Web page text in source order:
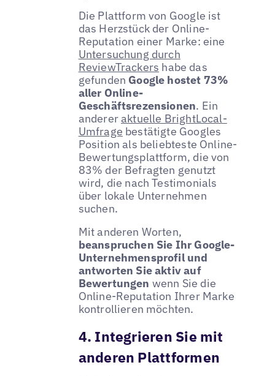
Die Plattform von Google ist
das Herzstück der Online-
Reputation einer Marke: eine
Untersuchung durch
ReviewTrackers habe das
gefunden Google hostet 73%
aller Online-
Geschäftsrezensionen. Ein
andereraktuelle BrightLocal-
Umfrage bestätigte Googles
Position als beliebteste Online-
Bewertungsplattform, die von
83% der Befragten genutzt
wird, die nach Testimonials
über lokale Unternehmen
suchen.
Mit anderen Worten,
beanspruchen Sie Ihr Google-
Unternehmensprofil und
antworten Sie aktiv auf
Bewertungen wenn Sie die
Online-Reputation Ihrer Marke
kontrollieren möchten.
4. Integrieren Sie mit
anderen Plattformen